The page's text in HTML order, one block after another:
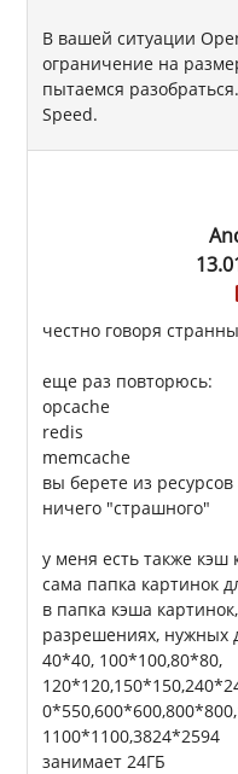
В вашей ситуации
ограничение на
пытаемся
Speed.
честно говоря
еще раз повторюсь:
opcache
redis
memcache
вы берете из
ничего "страшного"
у меня есть также кэш
сама папка картинок
в папка кэша
разрешениях, нужных
40*40, 100*100,80*80,
1100*1100,3824*2594
занимает 24ГБ